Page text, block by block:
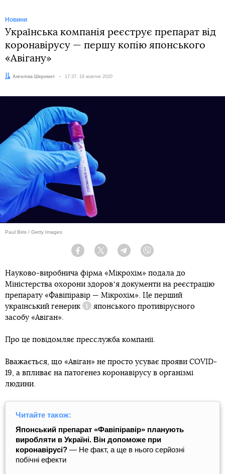
Новини
Українська компанія реєструє препарат від
коронавірусу — першу копію японського
«Авігану»
Автор:
Ангеліна Шеремет Дата:
17:37, 19 жовтня 2020
Paul Biris / Getty Images
Facebook Twitter Telegram
Науково-виробнича фірма «Мікрохім» подала до
Міністерства охорони здоровʼя документи на реєстрацію
препарату «Фавіпіравір — Мікрохім». Це перший
український генерик
Довідка
японського противірусного
засобу «Авіган».
Про це повідомляє пресслужба компанії.
Вважається, що «Авіган» не просто усуває прояви COVID-
19, а впливає на патогенез коронавірусу в організмі
людини.
Читайте також:
Японський препарат «Фавіпіравір» планують
виробляти в Україні. Він допоможе при
коронавірусі? — Не факт, а ще в нього серйозні
побічні ефекти